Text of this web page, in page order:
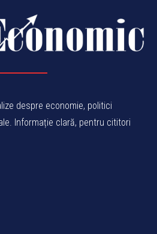
despre economie, politici
Informație clară, pentru cititori